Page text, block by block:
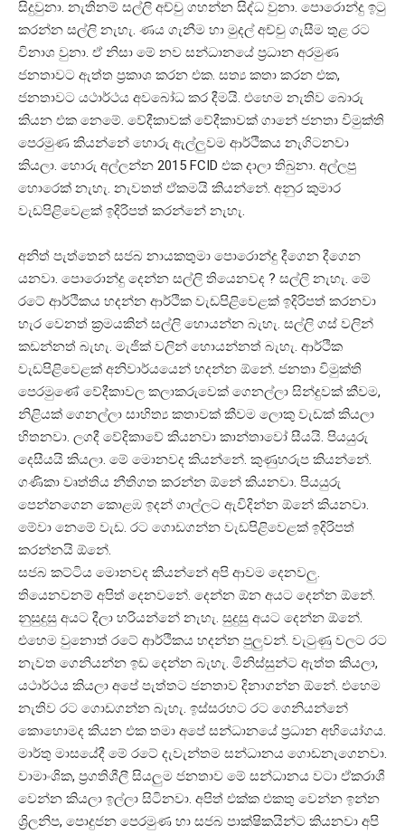
සිදුවුනා. නැතිනම් සල්ලි අච්චු ගහන්න සිද්ධ වුනා. පොරොන්දු ඉටු
කරන්න සල්ලි නැහැ. ණය ගැනීම හා මුදල් අච්චු ගැසීම තුළ රට
විනාශ වුනා. ඒ නිසා මේ නව සන්ධානයේ ප්‍රධාන අරමුණ
ජනතාවට ඇත්ත ප්‍රකාශ කරන එක. සත්‍ය කතා කරන එක,
ජනතාවට යථාර්ථය අවබෝධ කර දීමයි. එහෙම නැතිව බොරු
කියන එක නෙමේ. වේදීකාවක් වේදීකාවක් ගානේ ජනතා විමුක්ති
පෙරමුණ කියන්නේ හොරු ඇල්ලුවම ආර්ථිකය නැගිටනවා
කියලා. හොරු අල්ලන්න 2015 FCID එක දාලා තිබුනා. අල්ලපු
හොරෙක් නැහැ. නැවතත් ඒකමයි කියන්නේ. අනුර කුමාර
වැඩපිළිවෙළක් ඉදිරිපත් කරන්නේ නැහැ.
අනිත් පැත්තෙන් සජබ නායකතුමා පොරොන්දු දීගෙන දීගෙන
යනවා. පොරොන්දු දෙන්න සල්ලි තියෙනවද ? සල්ලි නැහැ. මේ
රටේ ආර්ථිකය හදන්න ආර්ථික වැඩපිළිවෙළක් ඉදිරිපත් කරනවා
හැර වෙනත් ක්‍රමයකින් සල්ලි හොයන්න බැහැ. සල්ලි ගස් වලින්
කඩන්නත් බැහැ. මැජික් වලින් හොයන්නත් බැහැ. ආර්ථික
වැඩපිළිවෙළක් අනිවාර්යයෙන් හදන්න ඕනේ. ජනතා විමුක්ති
පෙරමුණේ වේදීකාවල කලාකරුවෙක් ගෙනල්ලා සින්දුවක් කීවම,
නිළියක් ගෙනල්ලා සාහිත්‍ය කතාවක් කීවම ලොකු වැඩක් කියලා
හිතනවා. ලගදී වේදිකාවේ කියනවා කාන්තාවෝ සීයයි. පියයුරු
දෙසීයයි කියලා. මේ මොනවද කියන්නේ. කුණුහරුප කියන්නේ.
ගණිකා වෘත්තිය නීතිගත කරන්න ඕනේ කියනවා. පියයුරු
පෙන්නගෙන කොළඹ ඉදන් ගාල්ලට ඇවිදින්න ඕනේ කියනවා.
මේවා නෙමේ වැඩ. රට ගොඩගන්න වැඩපිළිවෙළක් ඉදිරිපත්
කරන්නයි ඕනේ.
සජබ කට්ටිය මොනවද කියන්නේ අපි ආවම දෙනවලු.
තියෙනවනම් අපිත් දෙනවනේ. දෙන්න ඕන අයට දෙන්න ඕනේ.
නුසුදුසු අයට දීලා හරියන්නේ නැහැ. සුදුසු අයට දෙන්න ඕනේ.
එහෙම වුනොත් රටේ ආර්ථිකය හදන්න පුලුවන්. වැටුණු වලට රට
නැවත ගෙනියන්න ඉඩ දෙන්න බැහැ. මිනිස්සුන්ට ඇත්ත කියලා,
යථාර්ථය කියලා අපේ පැත්තට ජනතාව දිනාගන්න ඕනේ. එහෙම
නැතිව රට ගොඩගන්න බැහැ. ඉස්සරහට රට ගෙනියන්නේ
කොහොමද කියන එක තමා අපේ සන්ධානයේ ප්‍රධාන අභියෝගය.
මාර්තු මාසයේදී මේ රටේ දැවැන්තම සන්ධානය ගොඩනැගෙනවා.
වාමාංශික, ප්‍රගතිශීලී සියලුම ජනතාව මේ සන්ධානය වටා ඒකරාශී
වෙන්න කියලා ඉල්ලා සිටිනවා. අපිත් එක්ක එකතු වෙන්න ඉන්න
ශ්‍රිලනිප, පොදුජන පෙරමුණ හා සජබ පාක්ෂිකයින්ට කියනවා අපි